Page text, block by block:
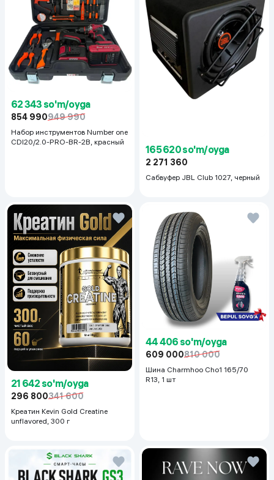
62 343 so'm/oyga
854 990949 990
Набор инструментов Number one
CDI20/2.0-PRO-BR-2B, красный
165 620 so'm/oyga
2 271 360
Сабвуфер JBL Club 1027, черный
21 642 so'm/oyga
296 800341 600
Креатин Kevin Gold Creatine
unflavored, 300 г
44 406 so'm/oyga
609 000810 000
Шина Charmhoo Cho1 165/70
R13, 1 шт